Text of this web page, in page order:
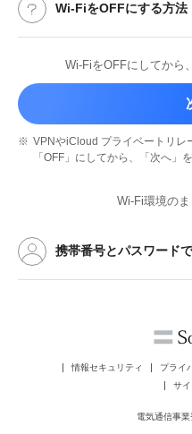
Wi-FiをOFFにする方法
Wi-FiをOFFにしてから、
※ VPNやiCloud プライベートリレ
「OFF」にしてから、
「次へ」
Wi-Fi環境の
携帯番号とパスワード
情報セキュリティ プライ
サ
電気通信事